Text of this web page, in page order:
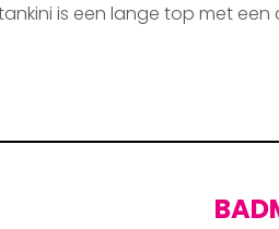
is een lange top met